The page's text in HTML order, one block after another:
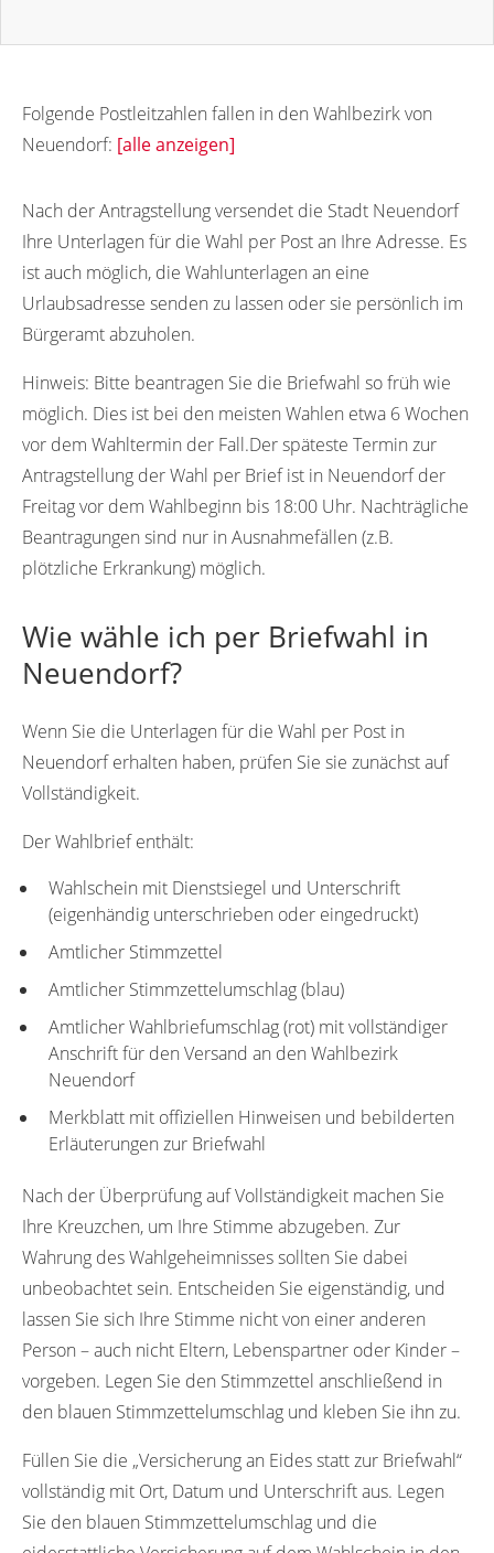
Folgende Postleitzahlen fallen in den Wahlbezirk von
Neuendorf: [alle anzeigen]
Nach der Antragstellung versendet die Stadt Neuendorf
Ihre Unterlagen für die Wahl per Post an Ihre Adresse. Es
ist auch möglich, die Wahlunterlagen an eine
Urlaubsadresse senden zu lassen oder sie persönlich im
Bürgeramt abzuholen.
Hinweis: Bitte beantragen Sie die Briefwahl so früh wie
möglich. Dies ist bei den meisten Wahlen etwa 6 Wochen
vor dem Wahltermin der Fall.Der späteste Termin zur
Antragstellung der Wahl per Brief ist in Neuendorf der
Freitag vor dem Wahlbeginn bis 18:00 Uhr. Nachträgliche
Beantragungen sind nur in Ausnahmefällen (z.B.
plötzliche Erkrankung) möglich.
Wie wähle ich per Briefwahl in
Neuendorf?
Wenn Sie die Unterlagen für die Wahl per Post in
Neuendorf erhalten haben, prüfen Sie sie zunächst auf
Vollständigkeit.
Der Wahlbrief enthält:
Wahlschein mit Dienstsiegel und Unterschrift
(eigenhändig unterschrieben oder eingedruckt)
Amtlicher Stimmzettel
Amtlicher Stimmzettelumschlag (blau)
Amtlicher Wahlbriefumschlag (rot) mit vollständiger
Anschrift für den Versand an den Wahlbezirk
Neuendorf
Merkblatt mit offiziellen Hinweisen und bebilderten
Erläuterungen zur Briefwahl
Nach der Überprüfung auf Vollständigkeit machen Sie
Ihre Kreuzchen, um Ihre Stimme abzugeben. Zur
Wahrung des Wahlgeheimnisses sollten Sie dabei
unbeobachtet sein. Entscheiden Sie eigenständig, und
lassen Sie sich Ihre Stimme nicht von einer anderen
Person – auch nicht Eltern, Lebenspartner oder Kinder –
vorgeben. Legen Sie den Stimmzettel anschließend in
den blauen Stimmzettelumschlag und kleben Sie ihn zu.
Füllen Sie die „Versicherung an Eides statt zur Briefwahl“
vollständig mit Ort, Datum und Unterschrift aus. Legen
Sie den blauen Stimmzettelumschlag und die